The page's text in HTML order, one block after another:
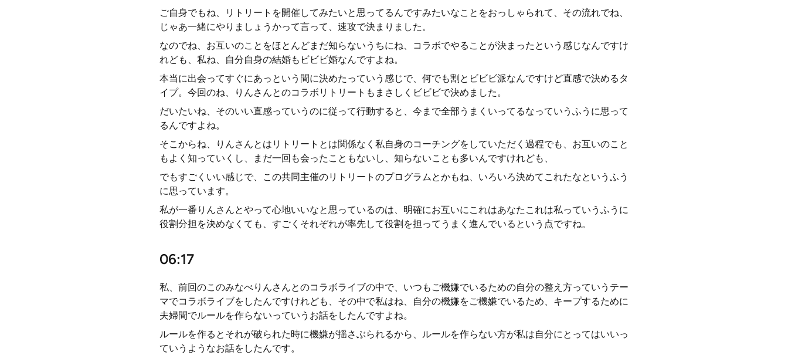
ご自身でもね、リトリートを開催してみたいと思ってるんですみたいなことをおっしゃられて、その流れでね、
じゃあ一緒にやりましょうかって言って、速攻で決まりました。
なのでね、お互いのことをほとんどまだ知らないうちにね、コラボでやることが決まったという感じなんですけ
れども、私ね、自分自身の結婚もビビビ婚なんですよね。
本当に出会ってすぐにあっという間に決めたっていう感じで、何でも割とビビビ派なんですけど直感で決めるタ
イプ。今回のね、りんさんとのコラボリトリートもまさしくビビビで決めました。
だいたいね、そのいい直感っていうのに従って行動すると、今まで全部うまくいってるなっていうふうに思って
るんですよね。
そこからね、りんさんとはリトリートとは関係なく私自身のコーチングをしていただく過程でも、お互いのこと
もよく知っていくし、まだ一回も会ったこともないし、知らないことも多いんですけれども、
でもすごくいい感じで、この共同主催のリトリートのプログラムとかもね、いろいろ決めてこれたなというふう
に思っています。
私が一番りんさんとやって心地いいなと思っているのは、明確にお互いにこれはあなたこれは私っていうふうに
役割分担を決めなくても、すごくそれぞれが率先して役割を担ってうまく進んでいるという点ですね。
06:17
私、前回のこのみなべりんさんとのコラボライブの中で、いつもご機嫌でいるための自分の整え方っていうテー
マでコラボライブをしたんですけれども、その中で私はね、自分の機嫌をご機嫌でいるため、キープするために
夫婦間でルールを作らないっていうお話をしたんですよね。
ルールを作るとそれが破られた時に機嫌が揺さぶられるから、ルールを作らない方が私は自分にとってはいいっ
ていうようなお話をしたんです。